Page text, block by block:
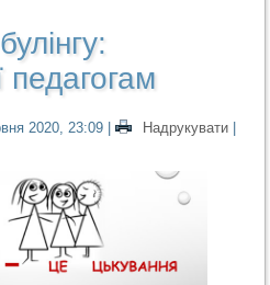
педагогам
2020, 23:09 | Надрукувати